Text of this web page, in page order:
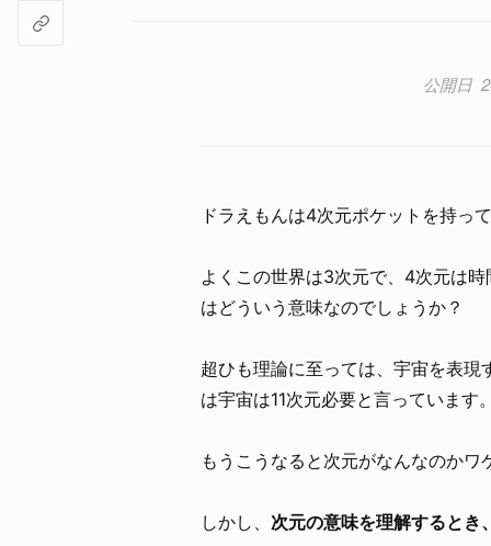
ドラえもんは4次元ポケットを持っ
よくこの世界は3次元で、4次元は
はどういう意味なのでしょうか？
超ひも理論に至っては、宇宙を表
は宇宙は11次元必要と言っています
もうこうなると次元がなんなのか
しかし、 次元の意味を理解するとき